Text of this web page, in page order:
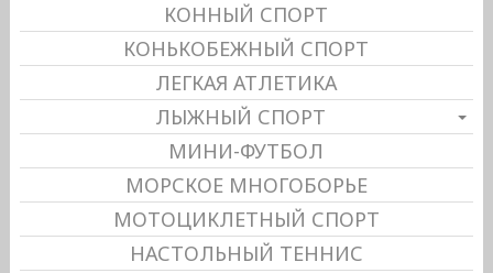
КОННЫЙ СПОРТ
КОНЬКОБЕЖНЫЙ СПОРТ
ЛЕГКАЯ АТЛЕТИКА
ЛЫЖНЫЙ СПОРТ
МИНИ-ФУТБОЛ
МОРСКОЕ МНОГОБОРЬЕ
МОТОЦИКЛЕТНЫЙ СПОРТ
НАСТОЛЬНЫЙ ТЕННИС